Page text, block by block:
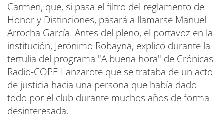
Carmen, que, si pasa el filtro del reglamento de
Honor y Distinciones, pasará a llamarse Manuel
Arrocha García. Antes del pleno, el portavoz en la
institución, Jerónimo Robayna, explicó durante la
tertulia del programa "A buena hora" de Crónicas
Radio-COPE Lanzarote que se trataba de un acto
de justicia hacia una persona que había dado
todo por el club durante muchos años de forma
desinteresada.